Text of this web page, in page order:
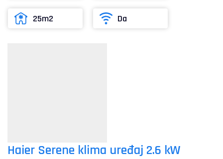
25m2 Da
Haier Serene klima uređaj 2.6 kW